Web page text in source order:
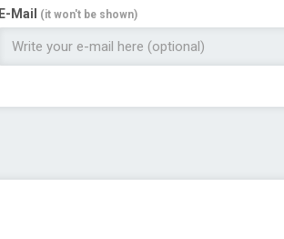
E-Mail (it won't be shown)